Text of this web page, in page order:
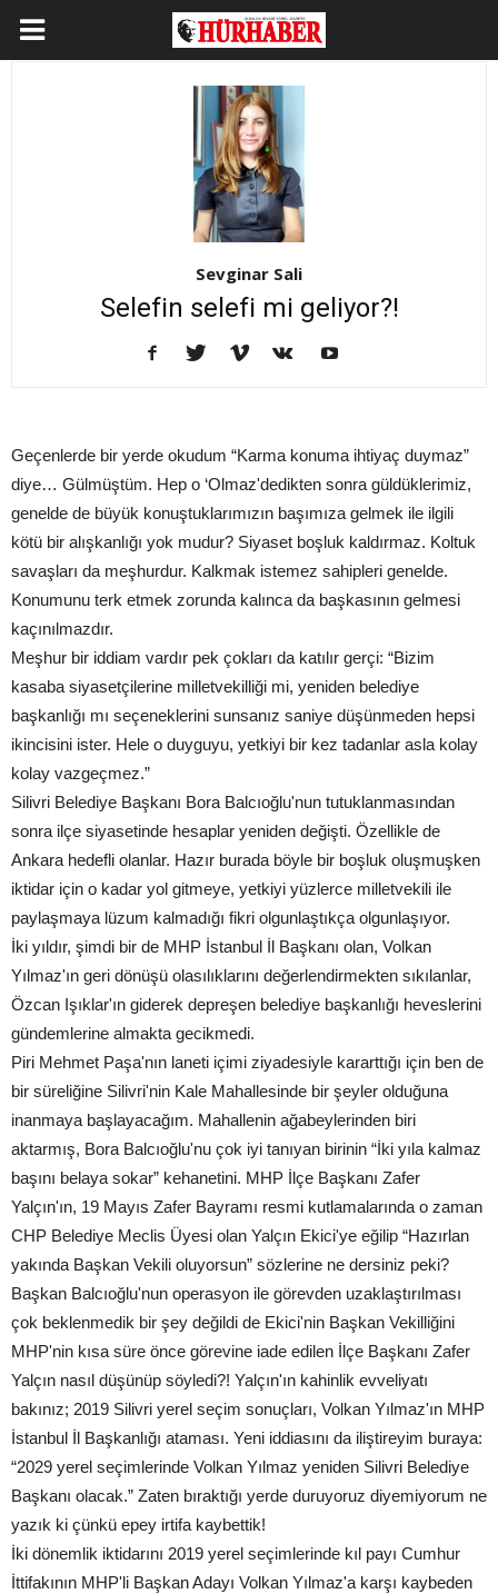
Sevginar Sali
Selefin selefi mi geliyor?!
Geçenlerde bir yerde okudum “Karma konuma ihtiyaç duymaz”
diye… Gülmüştüm. Hep o ‘Olmaz'dedikten sonra güldüklerimiz,
genelde de büyük konuştuklarımızın başımıza gelmek ile ilgili
kötü bir alışkanlığı yok mudur? Siyaset boşluk kaldırmaz. Koltuk
savaşları da meşhurdur. Kalkmak istemez sahipleri genelde.
Konumunu terk etmek zorunda kalınca da başkasının gelmesi
kaçınılmazdır.
Meşhur bir iddiam vardır pek çokları da katılır gerçi: “Bizim
kasaba siyasetçilerine milletvekilliği mi, yeniden belediye
başkanlığı mı seçeneklerini sunsanız saniye düşünmeden hepsi
ikincisini ister. Hele o duyguyu, yetkiyi bir kez tadanlar asla kolay
kolay vazgeçmez.”
Silivri Belediye Başkanı Bora Balcıoğlu'nun tutuklanmasından
sonra ilçe siyasetinde hesaplar yeniden değişti. Özellikle de
Ankara hedefli olanlar. Hazır burada böyle bir boşluk oluşmuşken
iktidar için o kadar yol gitmeye, yetkiyi yüzlerce milletvekili ile
paylaşmaya lüzum kalmadığı fikri olgunlaştıkça olgunlaşıyor.
İki yıldır, şimdi bir de MHP İstanbul İl Başkanı olan, Volkan
Yılmaz'ın geri dönüşü olasılıklarını değerlendirmekten sıkılanlar,
Özcan Işıklar'ın giderek depreşen belediye başkanlığı heveslerini
gündemlerine almakta gecikmedi.
Piri Mehmet Paşa'nın laneti içimi ziyadesiyle kararttığı için ben de
bir süreliğine Silivri'nin Kale Mahallesinde bir şeyler olduğuna
inanmaya başlayacağım. Mahallenin ağabeylerinden biri
aktarmış, Bora Balcıoğlu'nu çok iyi tanıyan birinin “İki yıla kalmaz
başını belaya sokar” kehanetini. MHP İlçe Başkanı Zafer
Yalçın'ın, 19 Mayıs Zafer Bayramı resmi kutlamalarında o zaman
CHP Belediye Meclis Üyesi olan Yalçın Ekici'ye eğilip “Hazırlan
yakında Başkan Vekili oluyorsun” sözlerine ne dersiniz peki?
Başkan Balcıoğlu'nun operasyon ile görevden uzaklaştırılması
çok beklenmedik bir şey değildi de Ekici'nin Başkan Vekilliğini
MHP'nin kısa süre önce görevine iade edilen İlçe Başkanı Zafer
Yalçın nasıl düşünüp söyledi?! Yalçın'ın kahinlik evveliyatı
bakınız; 2019 Silivri yerel seçim sonuçları, Volkan Yılmaz'ın MHP
İstanbul İl Başkanlığı ataması. Yeni iddiasını da iliştireyim buraya:
“2029 yerel seçimlerinde Volkan Yılmaz yeniden Silivri Belediye
Başkanı olacak.” Zaten bıraktığı yerde duruyoruz diyemiyorum ne
yazık ki çünkü epey irtifa kaybettik!
İki dönemlik iktidarını 2019 yerel seçimlerinde kıl payı Cumhur
İttifakının MHP'li Başkan Adayı Volkan Yılmaz'a karşı kaybeden